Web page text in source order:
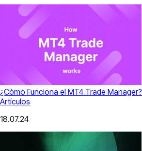
¿Cómo Funciona el MT4 Trade Manager?
Artículos
18.07.24